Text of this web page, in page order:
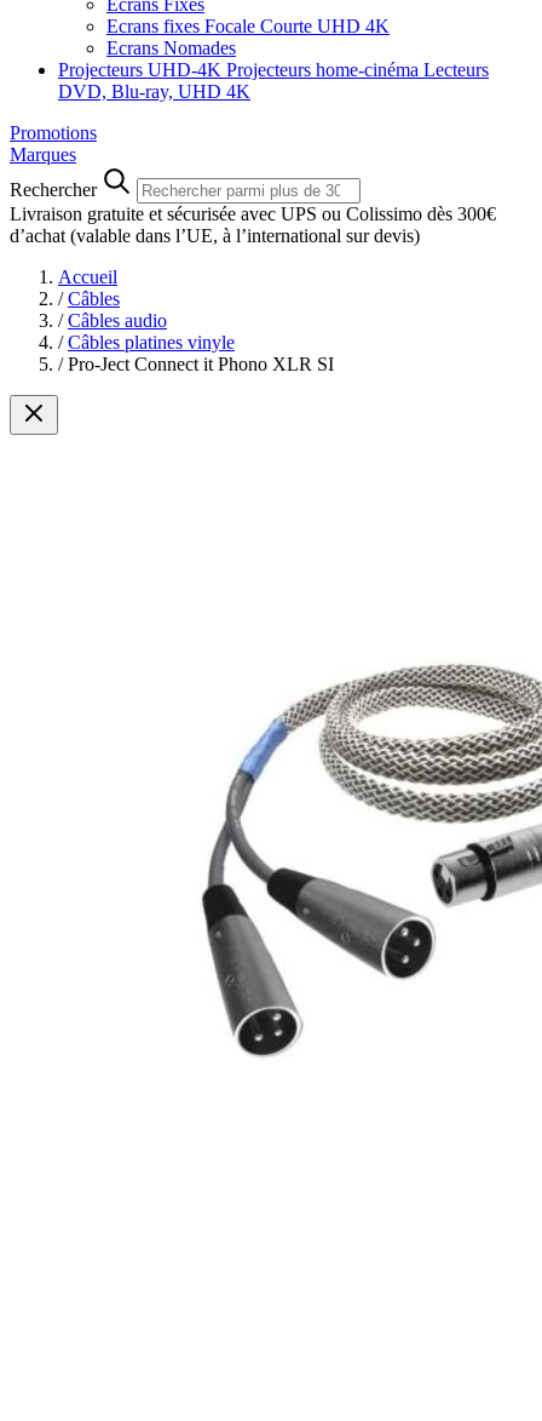
Ecrans Fixes
Ecrans fixes Focale Courte UHD 4K
Ecrans Nomades
Projecteurs UHD-4K Projecteurs home-cinéma Lecteurs
DVD, Blu-ray, UHD 4K
Promotions
Marques
Rechercher
Livraison gratuite et sécurisée avec UPS ou Colissimo dès 300€
d’achat (valable dans l’UE, à l’international sur devis)
Accueil
/ Câbles
/ Câbles audio
/ Câbles platines vinyle
/ Pro-Ject Connect it Phono XLR SI